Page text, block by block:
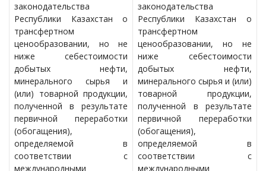
законодательства
Республики Казахстан о
трансфертном
ценообразовании, но не
ниже себестоимости
добытых нефти,
минерального сырья и
(или) товарной продукции,
полученной в результате
первичной переработки
(обогащения),
определяемой в
соответствии с
международными
законодательства
Республики Казахстан о
трансфертном
ценообразовании, но не
ниже себестоимости
добытых нефти,
минерального сырья и (или)
товарной продукции,
полученной в результате
первичной переработки
(обогащения),
определяемой в
соответствии с
международными